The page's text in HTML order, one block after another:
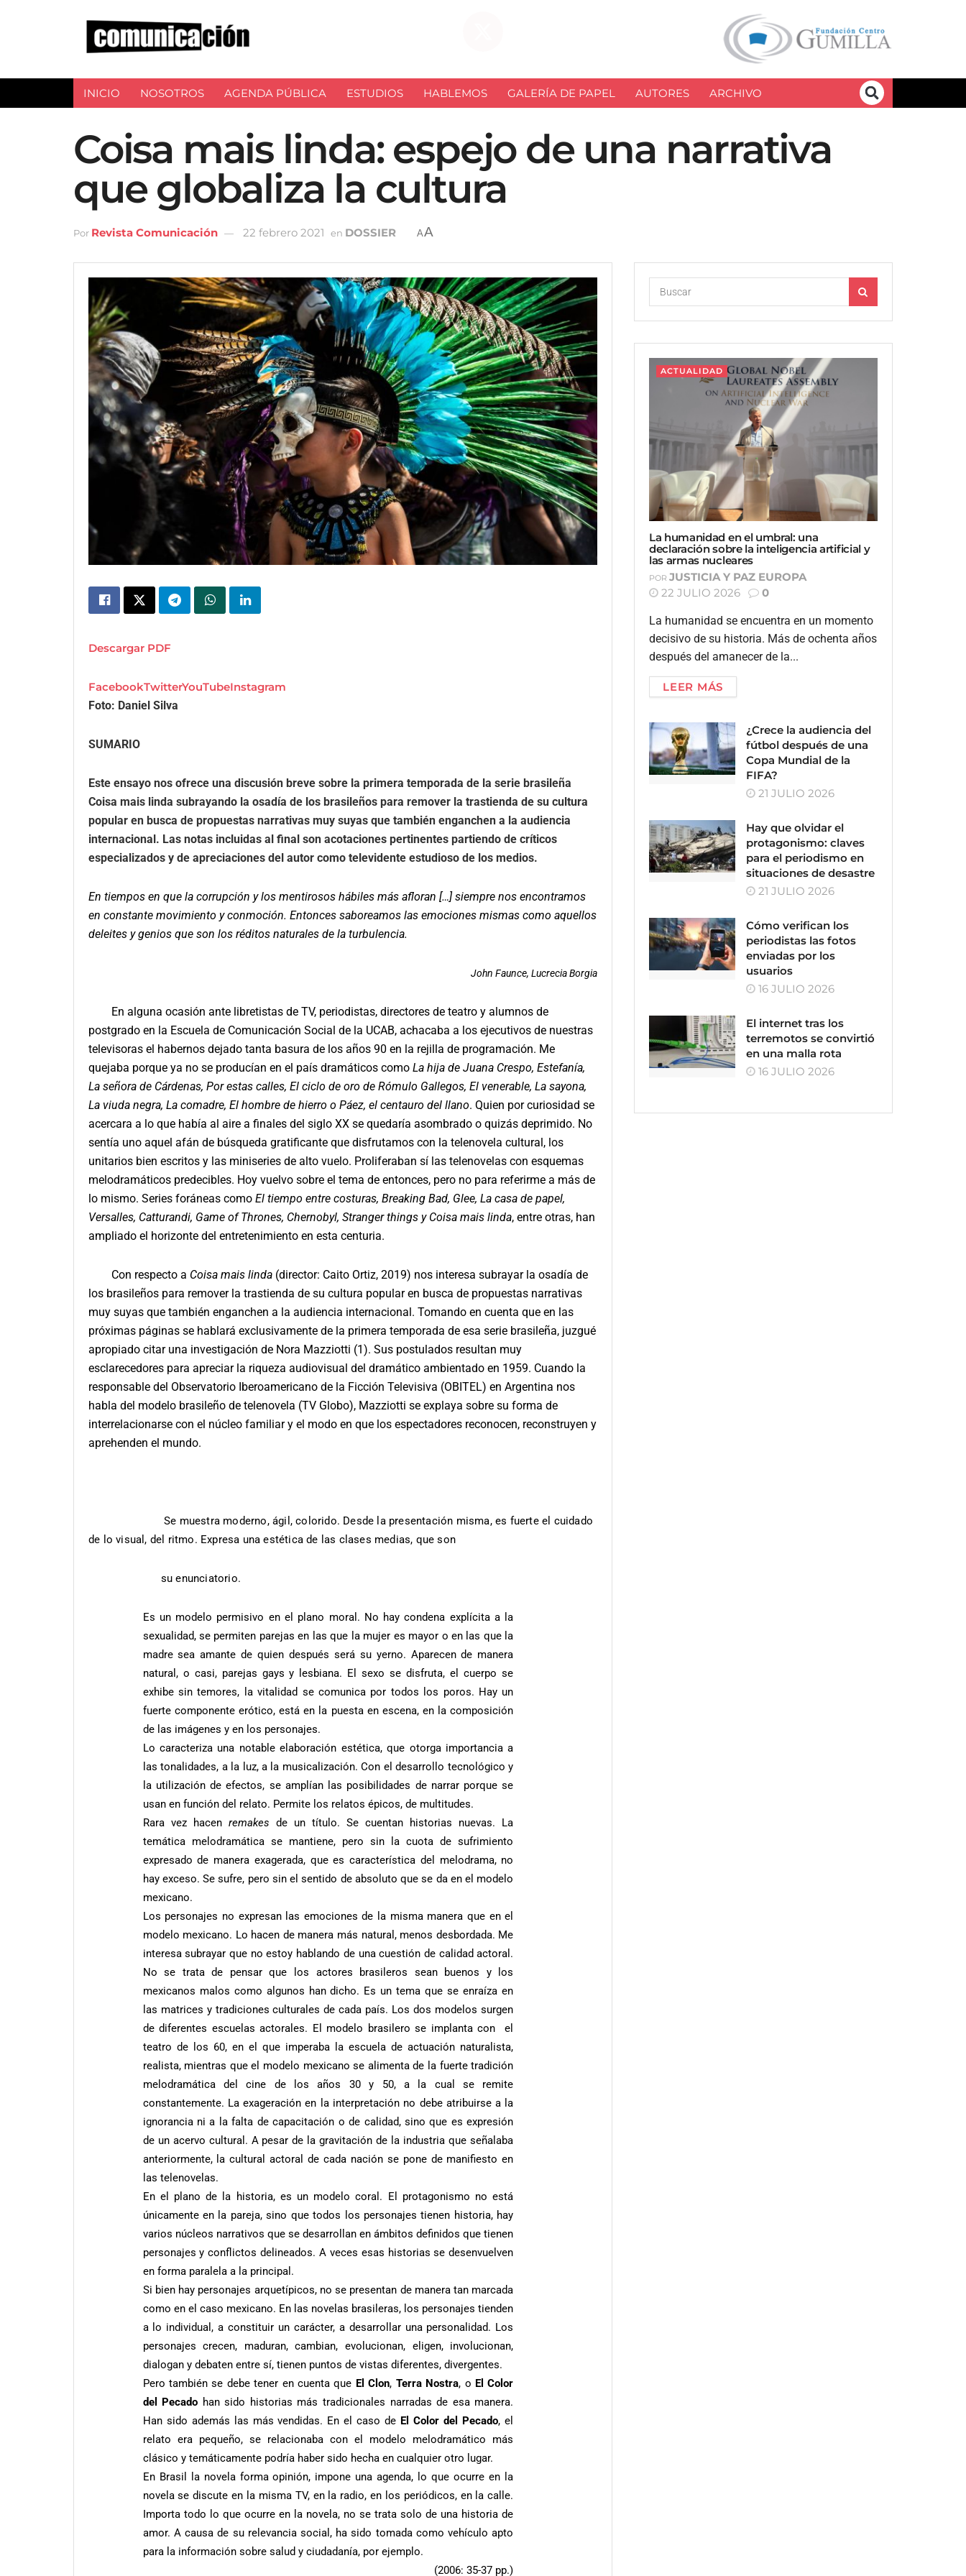
INICIO NOSOTROS AGENDA PÚBLICA ESTUDIOS HABLEMOS GALERÍA DE PAPEL AUTORES ARCHIVO
Coisa mais linda: espejo de una narrativa
que globaliza la cultura
Por Revista Comunicación 22 febrero 2021 en DOSSIER AA
Descargar PDF
FacebookTwitterYouTubeInstagram
Foto: Daniel Silva
SUMARIO
Este ensayo nos ofrece una discusión breve sobre la primera temporada de la serie brasileña
Coisa mais linda subrayando la osadía de los brasileños para remover la trastienda de su cultura
popular en busca de propuestas narrativas muy suyas que también enganchen a la audiencia
internacional. Las notas incluidas al final son acotaciones pertinentes partiendo de críticos
especializados y de apreciaciones del autor como televidente estudioso de los medios.
En tiempos en que la corrupción y los mentirosos hábiles más afloran […] siempre nos encontramos
en constante movimiento y conmoción. Entonces saboreamos las emociones mismas como aquellos
deleites y genios que son los réditos naturales de la turbulencia.
John Faunce, Lucrecia Borgia
En alguna ocasión ante libretistas de TV, periodistas, directores de teatro y alumnos de
postgrado en la Escuela de Comunicación Social de la UCAB, achacaba a los ejecutivos de nuestras
televisoras el habernos dejado tanta basura de los años 90 en la rejilla de programación. Me
quejaba porque ya no se producían en el país dramáticos como La hija de Juana Crespo, Estefanía,
La señora de Cárdenas, Por estas calles, El ciclo de oro de Rómulo Gallegos, El venerable, La sayona,
La viuda negra, La comadre, El hombre de hierro o Páez, el centauro del llano. Quien por curiosidad se
acercara a lo que había al aire a finales del siglo XX se quedaría asombrado o quizás deprimido. No
sentía uno aquel afán de búsqueda gratificante que disfrutamos con la telenovela cultural, los
unitarios bien escritos y las miniseries de alto vuelo. Proliferaban sí las telenovelas con esquemas
melodramáticos predecibles. Hoy vuelvo sobre el tema de entonces, pero no para referirme a más de
lo mismo. Series foráneas como El tiempo entre costuras, Breaking Bad, Glee, La casa de papel,
Versalles, Catturandi, Game of Thrones, Chernobyl, Stranger things y Coisa mais linda, entre otras, han
ampliado el horizonte del entretenimiento en esta centuria.
Con respecto a Coisa mais linda (director: Caito Ortiz, 2019) nos interesa subrayar la osadía de
los brasileños para remover la trastienda de su cultura popular en busca de propuestas narrativas
muy suyas que también enganchen a la audiencia internacional. Tomando en cuenta que en las
próximas páginas se hablará exclusivamente de la primera temporada de esa serie brasileña, juzgué
apropiado citar una investigación de Nora Mazziotti (1). Sus postulados resultan muy
esclarecedores para apreciar la riqueza audiovisual del dramático ambientado en 1959. Cuando la
responsable del Observatorio Iberoamericano de la Ficción Televisiva (OBITEL) en Argentina nos
habla del modelo brasileño de telenovela (TV Globo), Mazziotti se explaya sobre su forma de
interrelacionarse con el núcleo familiar y el modo en que los espectadores reconocen, reconstruyen y
aprehenden el mundo.
Se muestra moderno, ágil, colorido. Desde la presentación misma, es fuerte el cuidado
de lo visual, del ritmo. Expresa una estética de las clases medias, que son
su enunciatorio.
Es un modelo permisivo en el plano moral. No hay condena explícita a la
sexualidad, se permiten parejas en las que la mujer es mayor o en las que la
madre sea amante de quien después será su yerno. Aparecen de manera
natural, o casi, parejas gays y lesbiana. El sexo se disfruta, el cuerpo se
exhibe sin temores, la vitalidad se comunica por todos los poros. Hay un
fuerte componente erótico, está en la puesta en escena, en la composición
de las imágenes y en los personajes.
Lo caracteriza una notable elaboración estética, que otorga importancia a
las tonalidades, a la luz, a la musicalización. Con el desarrollo tecnológico y
la utilización de efectos, se amplían las posibilidades de narrar porque se
usan en función del relato. Permite los relatos épicos, de multitudes.
Rara vez hacen remakes de un título. Se cuentan historias nuevas. La
temática melodramática se mantiene, pero sin la cuota de sufrimiento
expresado de manera exagerada, que es característica del melodrama, no
hay exceso. Se sufre, pero sin el sentido de absoluto que se da en el modelo
mexicano.
Los personajes no expresan las emociones de la misma manera que en el
modelo mexicano. Lo hacen de manera más natural, menos desbordada. Me
interesa subrayar que no estoy hablando de una cuestión de calidad actoral.
No se trata de pensar que los actores brasileros sean buenos y los
mexicanos malos como algunos han dicho. Es un tema que se enraíza en
las matrices y tradiciones culturales de cada país. Los dos modelos surgen
de diferentes escuelas actorales. El modelo brasilero se implanta con el
teatro de los 60, en el que imperaba la escuela de actuación naturalista,
realista, mientras que el modelo mexicano se alimenta de la fuerte tradición
melodramática del cine de los años 30 y 50, a la cual se remite
constantemente. La exageración en la interpretación no debe atribuirse a la
ignorancia ni a la falta de capacitación o de calidad, sino que es expresión
de un acervo cultural. A pesar de la gravitación de la industria que señalaba
anteriormente, la cultural actoral de cada nación se pone de manifiesto en
las telenovelas.
En el plano de la historia, es un modelo coral. El protagonismo no está
únicamente en la pareja, sino que todos los personajes tienen historia, hay
varios núcleos narrativos que se desarrollan en ámbitos definidos que tienen
personajes y conflictos delineados. A veces esas historias se desenvuelven
en forma paralela a la principal.
Si bien hay personajes arquetípicos, no se presentan de manera tan marcada
como en el caso mexicano. En las novelas brasileras, los personajes tienden
a lo individual, a constituir un carácter, a desarrollar una personalidad. Los
personajes crecen, maduran, cambian, evolucionan, eligen, involucionan,
dialogan y debaten entre sí, tienen puntos de vistas diferentes, divergentes.
Pero también se debe tener en cuenta que El Clon, Terra Nostra, o El Color
del Pecado han sido historias más tradicionales narradas de esa manera.
Han sido además las más vendidas. En el caso de El Color del Pecado, el
relato era pequeño, se relacionaba con el modelo melodramático más
clásico y temáticamente podría haber sido hecha en cualquier otro lugar.
En Brasil la novela forma opinión, impone una agenda, lo que ocurre en la
novela se discute en la misma TV, en la radio, en los periódicos, en la calle.
Importa todo lo que ocurre en la novela, no se trata solo de una historia de
amor. A causa de su relevancia social, ha sido tomada como vehículo apto
para la información sobre salud y ciudadanía, por ejemplo.
(2006: 35-37 pp.)
ACTUALIDAD
La humanidad en el umbral: una
declaración sobre la inteligencia artificial y
las armas nucleares
POR JUSTICIA Y PAZ EUROPA
22 JULIO 2026
0
La humanidad se encuentra en un momento
decisivo de su historia. Más de ochenta años
después del amanecer de la...
LEER MÁS
¿Crece la audiencia del
fútbol después de una
Copa Mundial de la
FIFA?
21 JULIO 2026
Hay que olvidar el
protagonismo: claves
para el periodismo en
situaciones de desastre
21 JULIO 2026
Cómo verifican los
periodistas las fotos
enviadas por los
usuarios
16 JULIO 2026
El internet tras los
terremotos se convirtió
en una malla rota
16 JULIO 2026